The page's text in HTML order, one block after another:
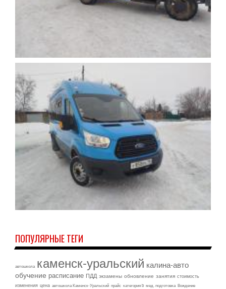
ПОПУЛЯРНЫЕ ТЕГИ
автошкола каменск-уральский калина-авто
обучение расписание ПДД экзамены обновление занятия стоимость
изменения цена автошкола Каменск-Уральский прайс категория b мед. подготовка Вождение